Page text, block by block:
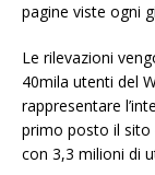
pagine viste ogni
Le rilevazioni
40mila utenti del
rappresentare
primo posto il sito
con 3,3 milioni di